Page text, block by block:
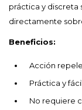
práctica y discreta
directamente
Beneficios:
Acción
Práctica y
No requiere